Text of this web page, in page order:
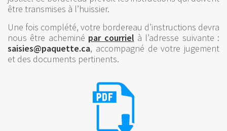
être transmises à l’huissier.
Une fois complété, votre bordereau d’instructions devra
nous être acheminé par courriel à l’adresse suivante :
saisies@paquette.ca, accompagné de votre jugement
et des documents pertinents.